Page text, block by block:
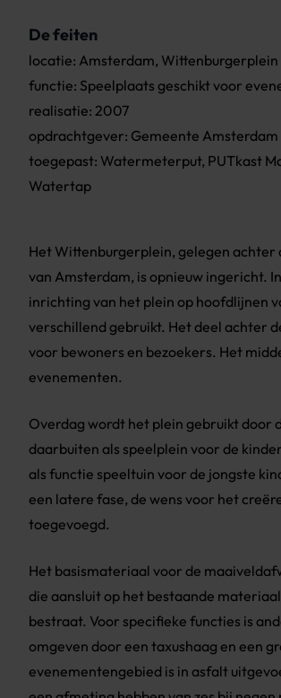
De feiten
locatie: Amsterdam, Wittenburgerplein
functie: Speelplaats geschikt voor
realisatie: 2007
opdrachtgever: Gemeente Amsterdam
toegepast: Watermeterput, PUTkast
Watertap
Het Wittenburgerplein, gelegen
van Amsterdam, is opnieuw ingericht.
inrichting van het plein op hoofdlijnen
verschillend gebruikt. Het deel achter
voor bewoners en bezoekers. Het
evenementen.
Overdag wordt het plein gebruikt door
daarbuiten als speelplein voor de
als functie speeltuin voor de jongste
een latere fase, de wens voor het
toegevoegd.
Het basismateriaal voor de
die aansluit op het bestaande
bestraat. Voor specifieke functies is
omgeven door een taxushaag en een
evenementengebied is in asfalt